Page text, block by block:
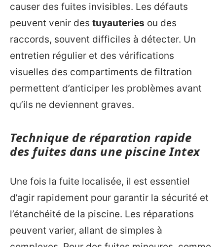
causer des fuites invisibles. Les défauts
peuvent venir des tuyauteries ou des
raccords, souvent difficiles à détecter. Un
entretien régulier et des vérifications
visuelles des compartiments de filtration
permettent d’anticiper les problèmes avant
qu’ils ne deviennent graves.
Technique de réparation rapide
des fuites dans une piscine Intex
Une fois la fuite localisée, il est essentiel
d’agir rapidement pour garantir la sécurité et
l’étanchéité de la piscine. Les réparations
peuvent varier, allant de simples à